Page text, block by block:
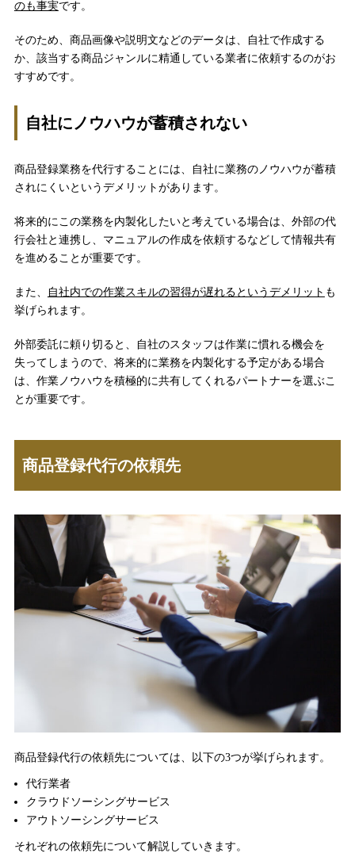
のも事実です。
そのため、商品画像や説明文などのデータは、自社で作成する
か、該当する商品ジャンルに精通している業者に依頼するのがお
すすめです。
自社にノウハウが蓄積されない
商品登録業務を代行することには、自社に業務のノウハウが蓄積
されにくいというデメリットがあります。
将来的にこの業務を内製化したいと考えている場合は、外部の代
行会社と連携し、マニュアルの作成を依頼するなどして情報共有
を進めることが重要です。
また、 自社内での作業スキルの習得が遅れるというデメリット も
挙げられます。
外部委託に頼り切ると、自社のスタッフは作業に慣れる機会を
失ってしまうので、将来的に業務を内製化する予定がある場合
は、作業ノウハウを積極的に共有してくれるパートナーを選ぶこ
とが重要です。
商品登録代行の依頼先
商品登録代行の依頼先については、以下の3つが挙げられます。
代行業者
クラウドソーシングサービス
アウトソーシングサービス
それぞれの依頼先について解説していきます。